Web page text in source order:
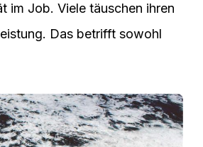
im Job. Viele täuschen ihren
Das betrifft sowohl